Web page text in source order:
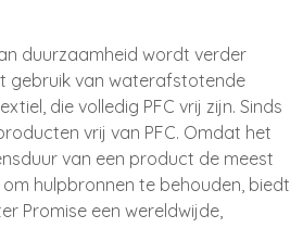
duurzaamheid wordt verder
gebruik van waterafstotende
die volledig PFC vrij zijn. Sinds
vrij van PFC. Omdat het
van een product de meest
hulpbronnen te behouden, biedt
Promise een wereldwijde,